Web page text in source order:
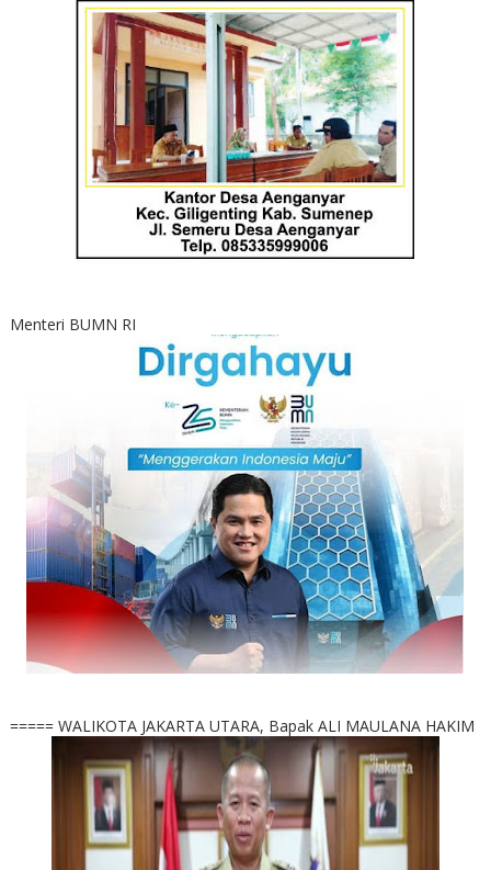
Menteri BUMN RI
===== WALIKOTA JAKARTA UTARA, Bapak ALI MAULANA HAKIM